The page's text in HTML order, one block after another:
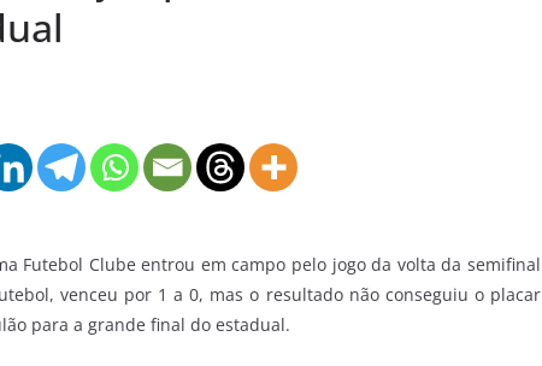
Futebol Clube entrou em campo pelo jogo da volta da semifinal
venceu por 1 a 0, mas o resultado não conseguiu o placar
para a grande final do estadual.